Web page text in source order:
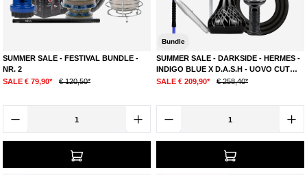
SUMMER SALE - FESTIVAL BUNDLE -
NR. 2
SALE € 79,90*
€ 120,50*
Bundle
SUMMER SALE - DARKSIDE - HERMES -
INDIGO BLUE X D.A.S.H - UOVO CUT
BLACK
SALE € 209,90* € 258,40*